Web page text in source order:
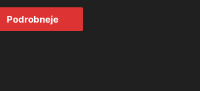
Podrobneje